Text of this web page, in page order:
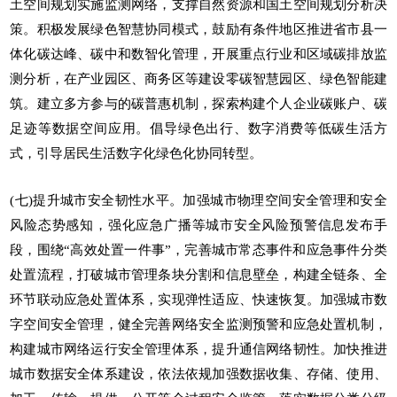
土空间规划实施监测网络，支撑自然资源和国土空间规划分析决
策。积极发展绿色智慧协同模式，鼓励有条件地区推进省市县一
体化碳达峰、碳中和数智化管理，开展重点行业和区域碳排放监
测分析，在产业园区、商务区等建设零碳智慧园区、绿色智能建
筑。建立多方参与的碳普惠机制，探索构建个人企业碳账户、碳
足迹等数据空间应用。倡导绿色出行、数字消费等低碳生活方
式，引导居民生活数字化绿色化协同转型。
(七)提升城市安全韧性水平。加强城市物理空间安全管理和安全
风险态势感知，强化应急广播等城市安全风险预警信息发布手
段，围绕“高效处置一件事”，完善城市常态事件和应急事件分类
处置流程，打破城市管理条块分割和信息壁垒，构建全链条、全
环节联动应急处置体系，实现弹性适应、快速恢复。加强城市数
字空间安全管理，健全完善网络安全监测预警和应急处置机制，
构建城市网络运行安全管理体系，提升通信网络韧性。加快推进
城市数据安全体系建设，依法依规加强数据收集、存储、使用、